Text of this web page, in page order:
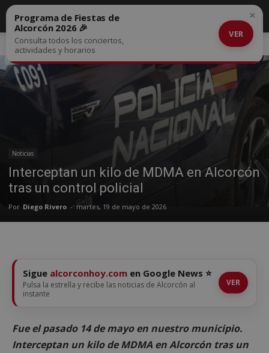
Inicio Noticias
Noticias
Interceptan un kilo de MDMA en Alcorcón
tras un control policial
Por Diego Rivero - martes, 19 de mayo de 2026
Programa de Fiestas de
Alcorcón 2026 🎉
Consulta todos los conciertos,
actividades y horarios
VER
×
Sigue alcorconhoy.com en Google News ⭐
Pulsa la estrella y recibe las noticias de Alcorcón al
instante
VER
Fue el pasado 14 de mayo en nuestro municipio.
Interceptan un kilo de MDMA en Alcorcón tras un